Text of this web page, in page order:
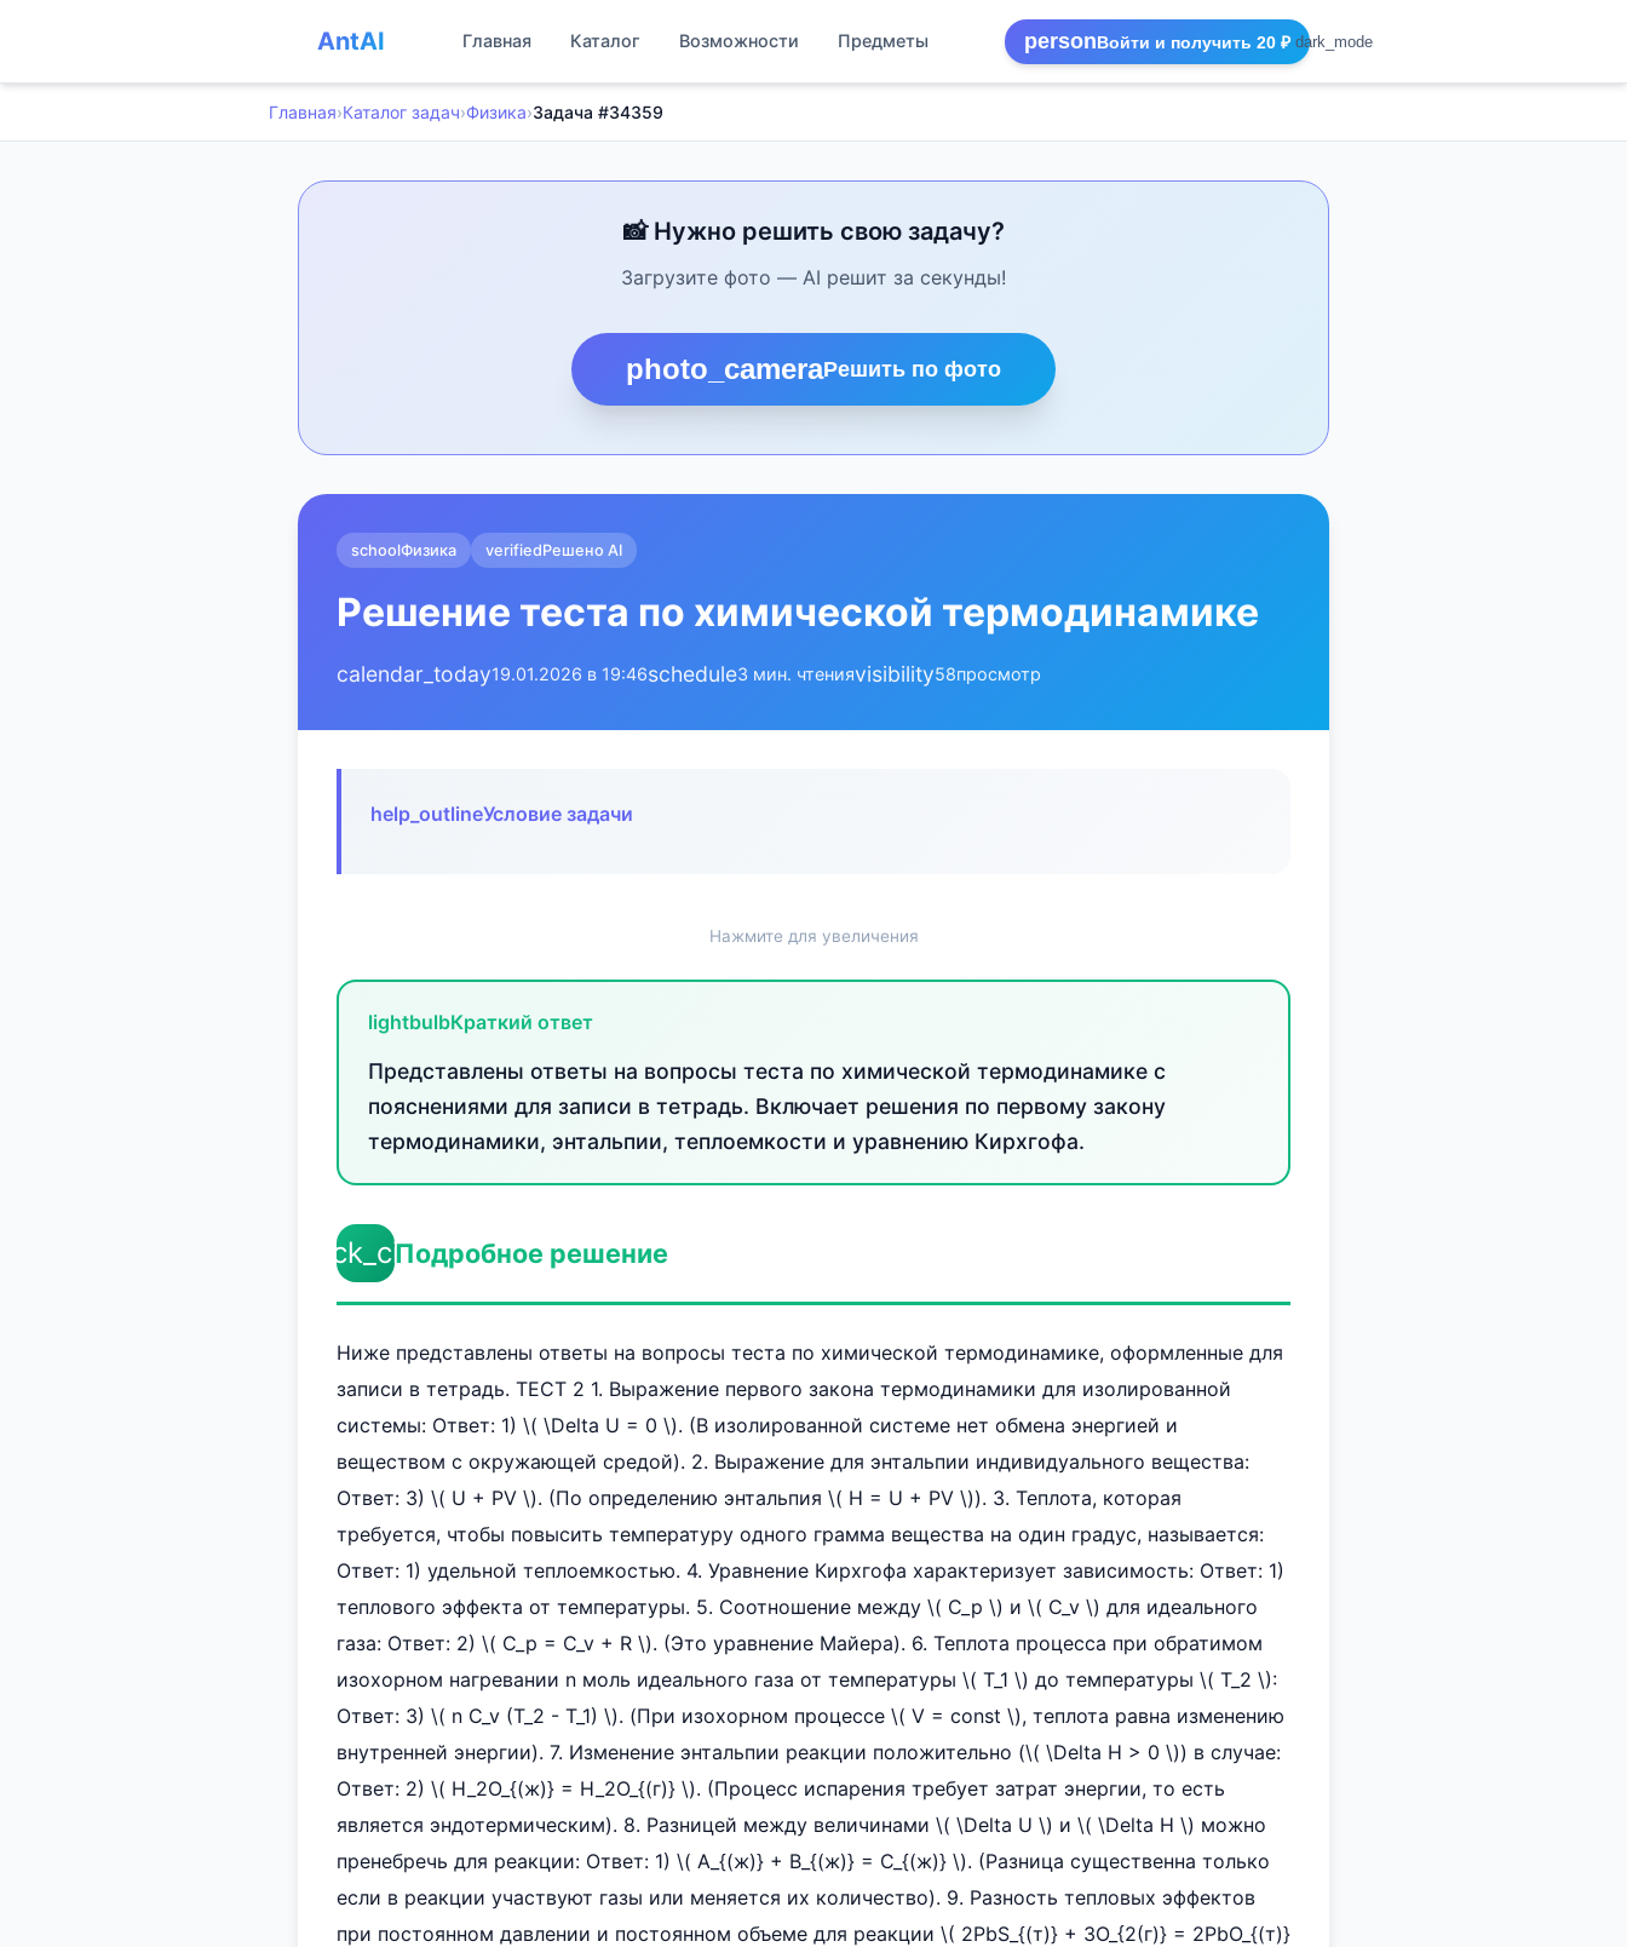
AntAI Главная Каталог Возможности Предметы personВойти и получить 20 ₽ dark_mode
Главная›Каталог задач›Физика›Задача #34359
📸 Нужно решить свою задачу?
Загрузите фото — AI решит за секунды!
photo_cameraРешить по фото
schoolФизика verifiedРешено AI
Решение теста по химической термодинамике
calendar_today19.01.2026 в 19:46schedule3 мин. чтенияvisibility58просмотр
help_outlineУсловие задачи
Нажмите для увеличения
lightbulbКраткий ответ
Представлены ответы на вопросы теста по химической термодинамике с
пояснениями для записи в тетрадь. Включает решения по первому закону
термодинамики, энтальпии, теплоемкости и уравнению Кирхгофа.
check_circleПодробное решение
Ниже представлены ответы на вопросы теста по химической термодинамике, оформленные для
записи в тетрадь. ТЕСТ 2 1. Выражение первого закона термодинамики для изолированной
системы: Ответ: 1) \( \Delta U = 0 \). (В изолированной системе нет обмена энергией и
веществом с окружающей средой). 2. Выражение для энтальпии индивидуального вещества:
Ответ: 3) \( U + PV \). (По определению энтальпия \( H = U + PV \)). 3. Теплота, которая
требуется, чтобы повысить температуру одного грамма вещества на один градус, называется:
Ответ: 1) удельной теплоемкостью. 4. Уравнение Кирхгофа характеризует зависимость: Ответ: 1)
теплового эффекта от температуры. 5. Соотношение между \( C_p \) и \( C_v \) для идеального
газа: Ответ: 2) \( C_p = C_v + R \). (Это уравнение Майера). 6. Теплота процесса при обратимом
изохорном нагревании n моль идеального газа от температуры \( T_1 \) до температуры \( T_2 \):
Ответ: 3) \( n C_v (T_2 - T_1) \). (При изохорном процессе \( V = const \), теплота равна изменению
внутренней энергии). 7. Изменение энтальпии реакции положительно (\( \Delta H > 0 \)) в случае:
Ответ: 2) \( H_2O_{(ж)} = H_2O_{(г)} \). (Процесс испарения требует затрат энергии, то есть
является эндотермическим). 8. Разницей между величинами \( \Delta U \) и \( \Delta H \) можно
пренебречь для реакции: Ответ: 1) \( A_{(ж)} + B_{(ж)} = C_{(ж)} \). (Разница существенна только
если в реакции участвуют газы или меняется их количество). 9. Разность тепловых эффектов
при постоянном давлении и постоянном объеме для реакции \( 2PbS_{(т)} + 3O_{2(г)} = 2PbO_{(т)}